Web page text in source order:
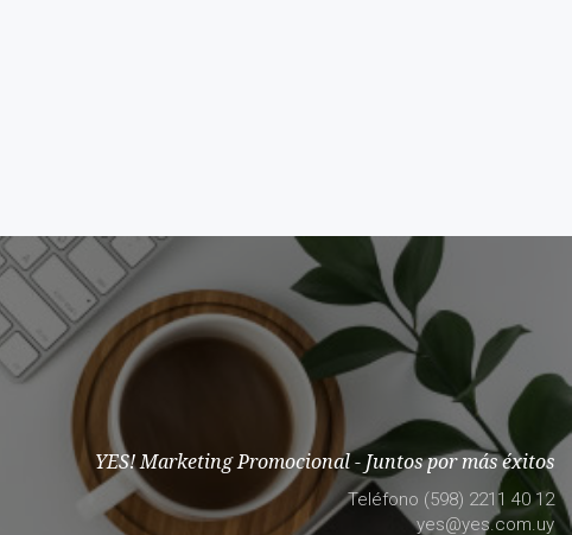
YES! Marketing Promocional - Juntos por más éxitos
Teléfono (598) 2211 40 12
yes@yes.com.uy